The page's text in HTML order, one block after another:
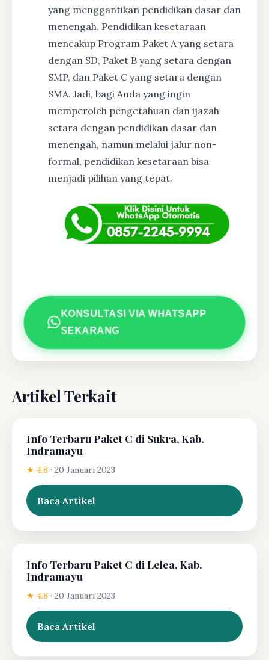
yang menggantikan pendidikan dasar dan
menengah. Pendidikan kesetaraan
mencakup Program Paket A yang setara
dengan SD, Paket B yang setara dengan
SMP, dan Paket C yang setara dengan
SMA. Jadi, bagi Anda yang ingin
memperoleh pengetahuan dan ijazah
setara dengan pendidikan dasar dan
menengah, namun melalui jalur non-
formal, pendidikan kesetaraan bisa
menjadi pilihan yang tepat.
KONSULTASI VIA WHATSAPP
SEKARANG
Artikel Terkait
Info Terbaru Paket C di Sukra, Kab.
Indramayu
★ 4.8 · 20 Januari 2023
Baca Artikel
Info Terbaru Paket C di Lelea, Kab.
Indramayu
★ 4.8 · 20 Januari 2023
Baca Artikel